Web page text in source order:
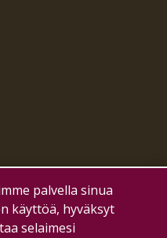
palvella sinua
käyttöä, hyväksyt
selaimesi